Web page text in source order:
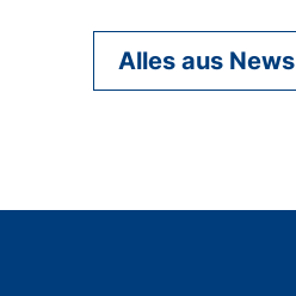
Alles aus News